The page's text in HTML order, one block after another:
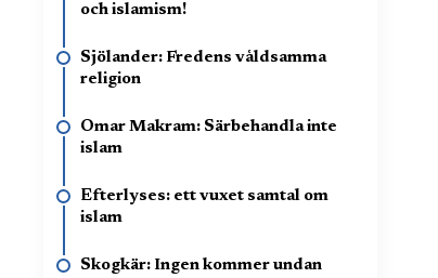
och islamism!
Sjölander: Fredens våldsamma
religion
Omar Makram: Särbehandla inte
islam
Efterlyses: ett vuxet samtal om
islam
Skogkär: Ingen kommer undan